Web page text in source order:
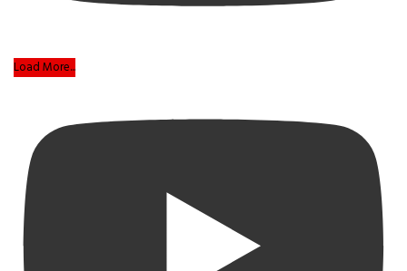
Load More...